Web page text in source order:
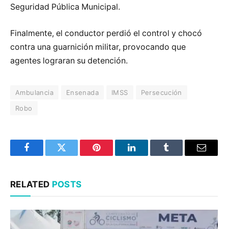
Seguridad Pública Municipal.
Finalmente, el conductor perdió el control y chocó
contra una guarnición militar, provocando que
agentes lograran su detención.
Ambulancia Ensenada IMSS
Persecución
Robo
FacebookTwitter Pinterest LinkedInTumblr Email
RELATED POSTS